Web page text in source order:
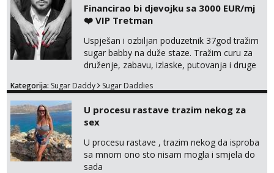
Financirao bi djevojku sa 3000 EUR/mj
❤️ VIP Tretman
Uspješan i ozbiljan poduzetnik 37god tražim
sugar babby na duže staze. Tražim curu za
druženje, zabavu, izlaske, putovanja i druge
otvorena, komunikativna, zgodna i atraktivna
markodalic37@gmail.com
Kategorija: Sugar Daddy Sugar Daddies
U procesu rastave trazim nekog za
sex
U procesu rastave , trazim nekog da isproba
sa mnom ono sto nisam mogla i smjela do
sada